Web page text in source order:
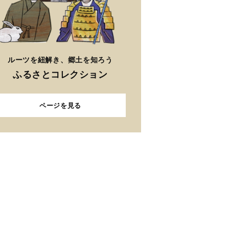
ルーツを紐解き、郷土を知ろう
ふるさとコレクション
ページを見る